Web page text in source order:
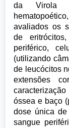
da Virola
avaliados os
de
periférico,
(utilizando
de leucócitos
extensões
óssea e baço
dose única
sangue